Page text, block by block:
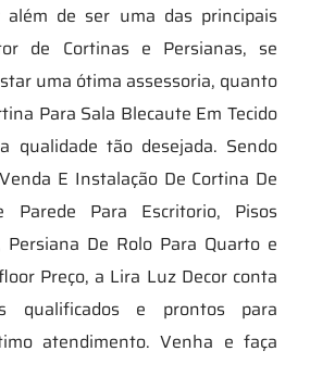
de ser uma das principais
de Cortinas e Persianas, se
uma ótima assessoria, quanto
Para Sala Blecaute Em Tecido
qualidade tão desejada. Sendo
E Instalação De Cortina De
Parede Para Escritorio, Pisos
De Rolo Para Quarto e
Preço, a Lira Luz Decor conta
qualificados e prontos para
atendimento. Venha e faça